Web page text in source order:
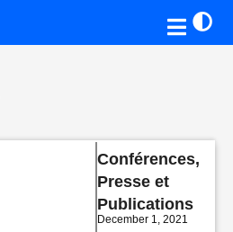
Conférences,
Presse et
Publications
December 1, 2021